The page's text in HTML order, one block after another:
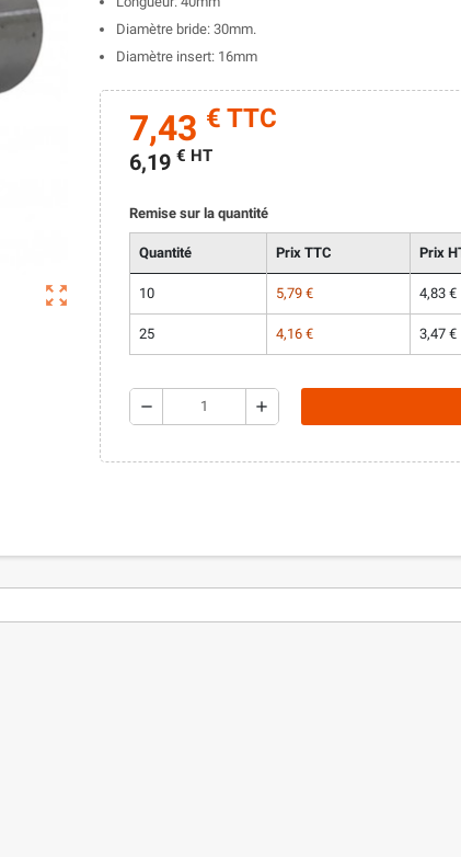
zoom_out_map
Diamètre bride: 30mm.
Diamètre insert: 16mm
7,43 € TTC
6,19 € HT
Remise sur la quantité
Quantité Prix TTC Prix
10 5,79 € 4,83 €
25 4,16 € 3,47 €
remove add